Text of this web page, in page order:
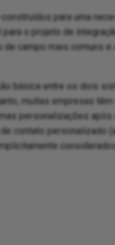
para uma
o projeto de
campo mais comuns
básica entre os dois
muitas empresas
personalizações após
contato personalizado